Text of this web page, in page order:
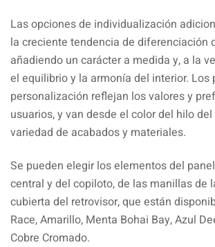
Las opciones de individualización
la creciente tendencia de diferenciación
añadiendo un carácter a medida y, a la
el equilibrio y la armonía del interior. Los
personalización reflejan los valores y
usuarios, y van desde el color del hilo
variedad de acabados y materiales.
Se pueden elegir los elementos del
central y del copiloto, de las manillas de
cubierta del retrovisor, que están
Race, Amarillo, Menta Bohai Bay, Azul
Cobre Cromado.